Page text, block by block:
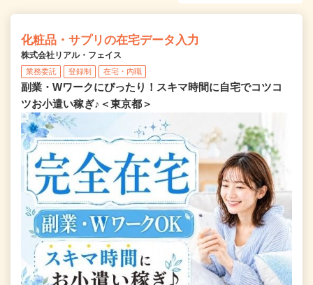
化粧品・サプリの在宅データ入力
株式会社リアル・フェイス
業務委託 登録制 在宅・内職
副業・Wワークにぴったり！スキマ時間に自宅でコツコ
ツお小遣い稼ぎ♪＜東京都＞